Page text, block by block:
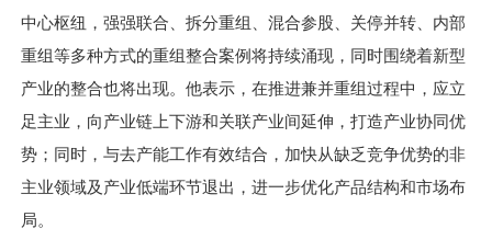
中心枢纽，强强联合、拆分重组、混合参股、关停并转、内部
重组等多种方式的重组整合案例将持续涌现，同时围绕着新型
产业的整合也将出现。他表示，在推进兼并重组过程中，应立
足主业，向产业链上下游和关联产业间延伸，打造产业协同优
势；同时，与去产能工作有效结合，加快从缺乏竞争优势的非
主业领域及产业低端环节退出，进一步优化产品结构和市场布
局。